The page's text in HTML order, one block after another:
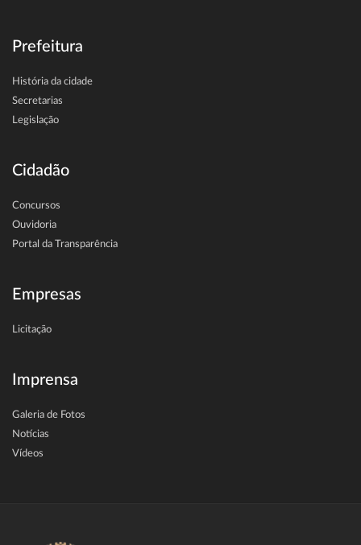
Prefeitura
História da cidade
Secretarias
Legislação
Cidadão
Concursos
Ouvidoria
Portal da Transparência
Empresas
Licitação
Imprensa
Galeria de Fotos
Notícias
Vídeos